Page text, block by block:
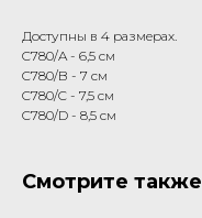
Доступны в 4 размерах.
C780/A - 6,5 см
C780/B - 7 см
C780/C - 7,5 см
C780/D - 8,5 см
Смотрите также